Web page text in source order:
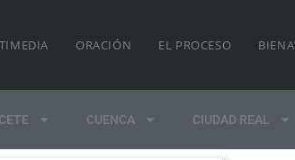
ORACIÓN EL PROCESO
CUENCA CIUDAD REAL